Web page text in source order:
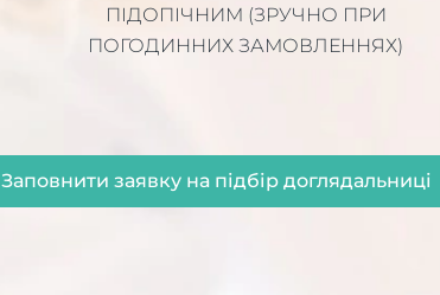
ПІДОПІЧНИМ (ЗРУЧНО ПРИ
ПОГОДИННИХ ЗАМОВЛЕННЯХ)
Заповнити заявку на підбір доглядальниці